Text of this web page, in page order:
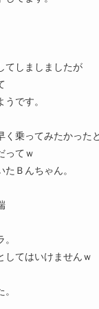
てしましましたが
です。
く乗ってみたかった
ってｗ
Ｂんちゃん。
してはいけませんｗ